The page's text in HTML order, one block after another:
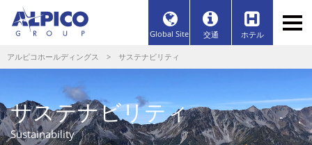
Global Site 交通 ホテル
アルピコホールディングス > サステナビリティ
サステナビリティ
Sustainability